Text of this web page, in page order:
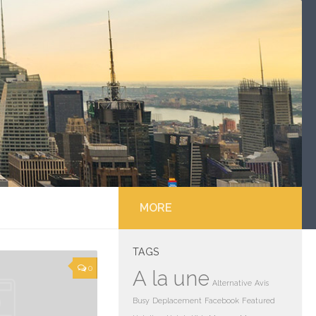
0
MORE
TAGS
A la une Alternative Avis
Busy Deplacement Facebook Featured